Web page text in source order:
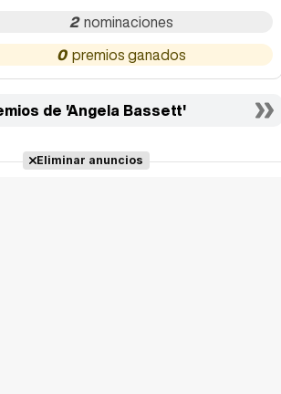
2
0
de 'Angela Bassett'
Eliminar anuncios